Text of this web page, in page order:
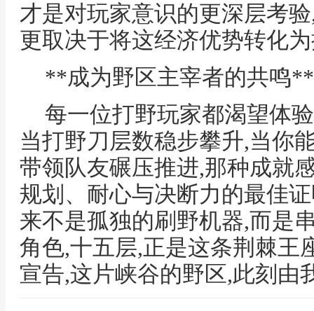
才是对玩家意识的更深层考
更取决于将这经济优势转化
**成为野区主宰者的共鸣**
每一位打野玩家都渴望体
当打野刀层数稳步攀升,当你
带领队友碾压推进,那种成就
规划、耐心与决断力的最佳
来不是孤独的刷野机器,而是
角色,十五层,正是这条荆棘王
宣告,这片峡谷的野区,此刻由